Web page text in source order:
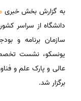
به گزارش بخش خبری
دانشگاه‌ از سراسر
سازمان برنامه و
یونسکو، نشست
عالی و پارک علم و
برگزار شد.